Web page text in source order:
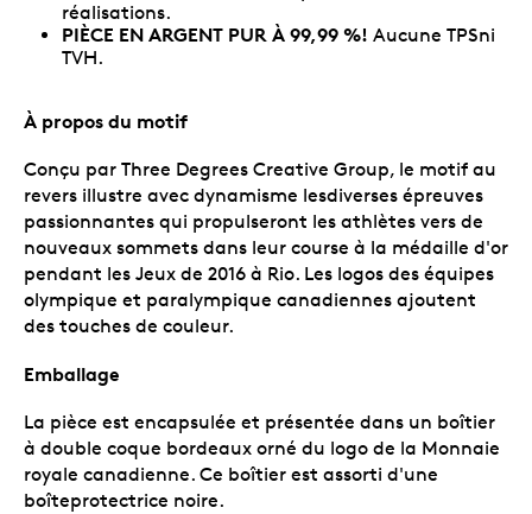
réalisations.
PIÈCE EN ARGENT PUR À 99,99 %! Aucune TPSni
TVH.
À propos du motif
Conçu par Three Degrees Creative Group, le motif au
revers illustre avec dynamisme lesdiverses épreuves
passionnantes qui propulseront les athlètes vers de
nouveaux sommets dans leur course à la médaille d'or
pendant les Jeux de 2016 à Rio. Les logos des équipes
olympique et paralympique canadiennes ajoutent
des touches de couleur.
Emballage
La pièce est encapsulée et présentée dans un boîtier
à double coque bordeaux orné du logo de la Monnaie
royale canadienne. Ce boîtier est assorti d'une
boîteprotectrice noire.